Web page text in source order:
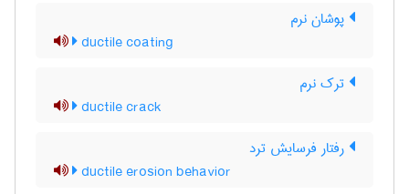
پوشان نرم
ductile coating
ترک نرم
ductile crack
رفتار فرسایش ترد
ductile erosion behavior